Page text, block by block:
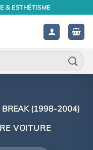
& ESTHÉTISME
BREAK (1998-2004)
VOITURE